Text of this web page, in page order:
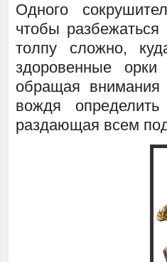
Одного
чтобы
толпу сложно,
здоровенные
обращая
вождя
раздающая всем